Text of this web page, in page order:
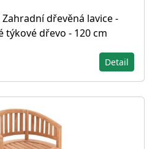
dřevěná lavice -
týkové dřevo - 120 cm
Detail